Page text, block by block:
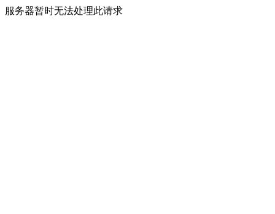
服务器暂时无法处理此请求